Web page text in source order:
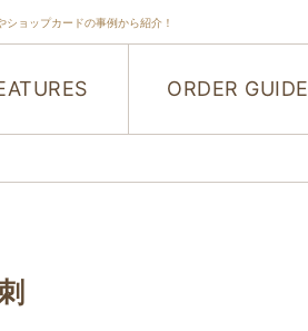
ョップカードの事例から紹介！
ORDER GUIDE